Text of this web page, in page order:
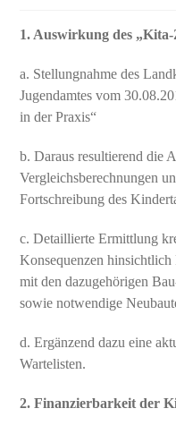
1. Auswirkung des
a. Stellungnahme des
Jugendamtes vom
in der Praxis“
b. Daraus resultierend die
Vergleichsberechnungen
Fortschreibung des
c. Detaillierte Ermittlung
Konsequenzen hinsichtlich
mit den dazugehörigen
sowie notwendige
d. Ergänzend dazu eine
Wartelisten.
2. Finanzierbarkeit der